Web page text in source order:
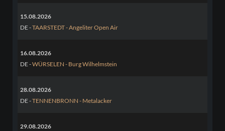
15.08.2026
DE -TAARSTEDT - Angeliter Open Air
16.08.2026
DE -WÜRSELEN - Burg Wilhelmstein
28.08.2026
DE -TENNENBRONN - Metalacker
29.08.2026